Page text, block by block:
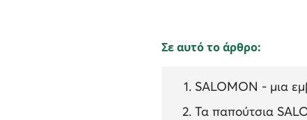
Σε αυτό το άρθρο:
SALOMON - μια
Τα παπούτσια